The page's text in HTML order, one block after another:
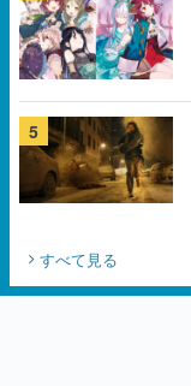
5
すべて見る